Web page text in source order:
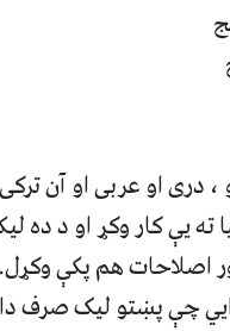
او عربی او آن
یې کار وکړ او د ده
اصلاحات هم پکې وکړل.
چې پښتو لیک صرف